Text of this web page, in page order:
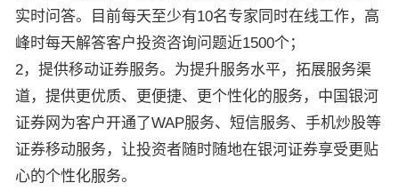
实时问答。目前每天至少有10名专家同时在线工作，高
峰时每天解答客户投资咨询问题近1500个；
2，提供移动证券服务。为提升服务水平，拓展服务渠
道，提供更优质、更便捷、更个性化的服务，中国银河
证券网为客户开通了WAP服务、短信服务、手机炒股等
证券移动服务，让投资者随时随地在银河证券享受更贴
心的个性化服务。